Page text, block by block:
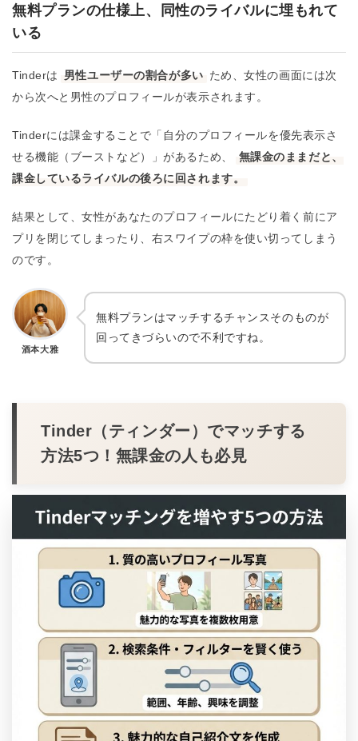
無料プランの仕様上、同性のライバルに埋もれて
いる
Tinderは 男性ユーザーの割合が多い ため、女性の画面には次
から次へと男性のプロフィールが表示されます。
Tinderには課金することで「自分のプロフィールを優先表示さ
せる機能（ブーストなど）」があるため、
無課金のままだと、
課金しているライバルの後ろに回されます。
結果として、女性があなたのプロフィールにたどり着く前にア
プリを閉じてしまったり、右スワイプの枠を使い切ってしまう
のです。
酒本大雅
無料プランはマッチするチャンスそのものが
回ってきづらいので不利ですね。
Tinder（ティンダー）でマッチする
方法5つ！無課金の人も必見